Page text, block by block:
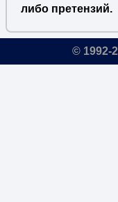
либо претензий.
© 1992-